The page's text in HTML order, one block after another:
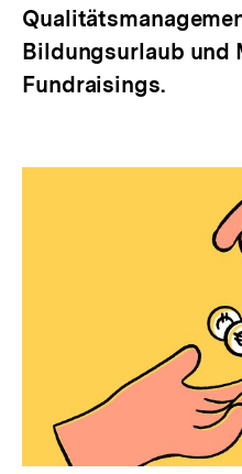
Bildungsurlaub und
Fundraisings.